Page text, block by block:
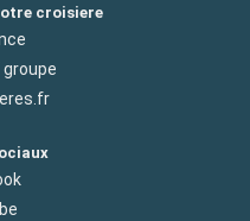
croisiere